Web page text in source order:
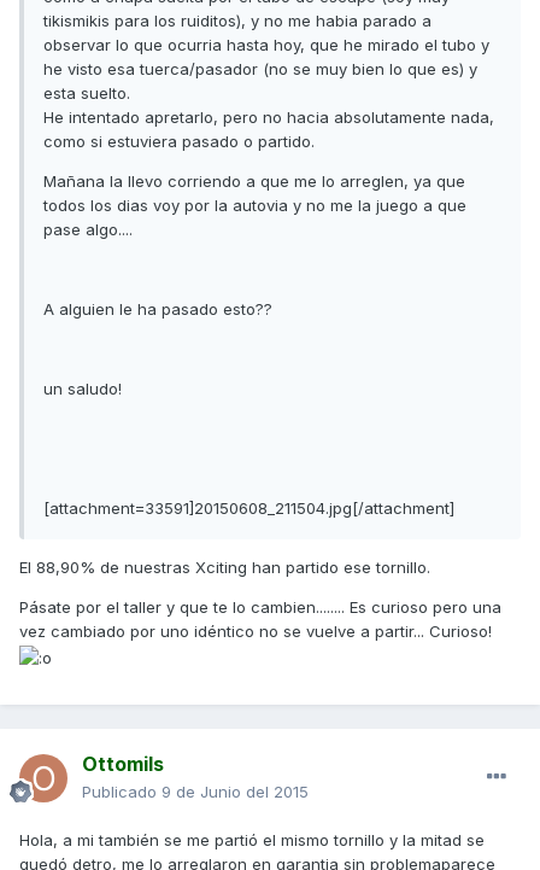
tikismikis para los ruiditos), y no me habia parado a
observar lo que ocurria hasta hoy, que he mirado el tubo y
he visto esa tuerca/pasador (no se muy bien lo que es) y
esta suelto.
He intentado apretarlo, pero no hacia absolutamente nada,
como si estuviera pasado o partido.
Mañana la llevo corriendo a que me lo arreglen, ya que
todos los dias voy por la autovia y no me la juego a que
pase algo....
A alguien le ha pasado esto??
un saludo!
[attachment=33591]20150608_211504.jpg[/attachment]
El 88,90% de nuestras Xciting han partido ese tornillo.
Pásate por el taller y que te lo cambien........ Es curioso pero una
vez cambiado por uno idéntico no se vuelve a partir... Curioso!
Ottomils
Publicado 9 de Junio del 2015
Hola, a mi también se me partió el mismo tornillo y la mitad se
quedó detro, me lo arreglaron en garantia sin problemaparece